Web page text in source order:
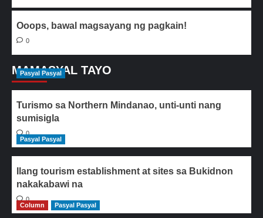
Ooops, bawal magsayang ng pagkain!
0
MAMASYAL TAYO
Pasyal Pasyal
Turismo sa Northern Mindanao, unti-unti nang
sumisigla
0
Pasyal Pasyal
Ilang tourism establishment at sites sa Bukidnon
nakakabawi na
0
Column
Pasyal Pasyal